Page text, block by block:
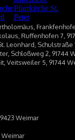
Ruffenhofen 7,
Leonhard, Schulstraße
Schloßweg 2, 91744
Veitsweiler 5, 91744
Weimar
Weimar